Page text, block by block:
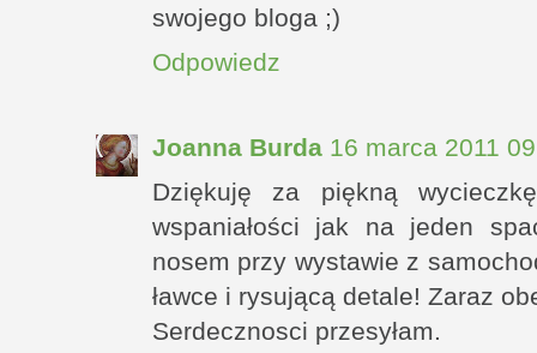
swojego bloga ;)
Odpowiedz
Joanna Burda 16 marca 2011
Dziękuję za piękną
wspaniałości jak na jeden
nosem przy wystawie z
ławce i rysującą detale! Zaraz
Serdecznosci przesyłam.